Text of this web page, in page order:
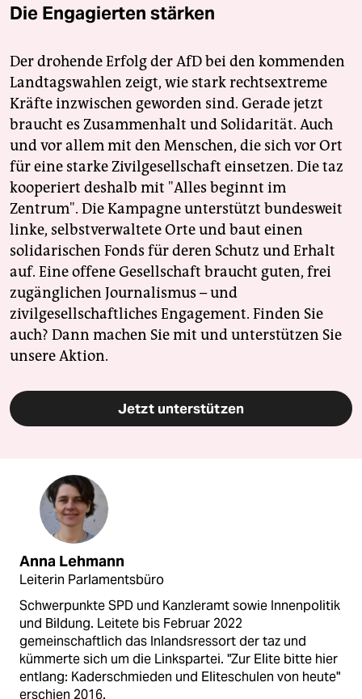
Die Engagierten stärken
Der drohende Erfolg der AfD bei den kommenden
Landtagswahlen zeigt, wie stark rechtsextreme
Kräfte inzwischen geworden sind. Gerade jetzt
braucht es Zusammenhalt und Solidarität. Auch
und vor allem mit den Menschen, die sich vor Ort
für eine starke Zivilgesellschaft einsetzen. Die taz
kooperiert deshalb mit "Alles beginnt im
Zentrum". Die Kampagne unterstützt bundesweit
linke, selbstverwaltete Orte und baut einen
solidarischen Fonds für deren Schutz und Erhalt
auf. Eine offene Gesellschaft braucht guten, frei
zugänglichen Journalismus – und
zivilgesellschaftliches Engagement. Finden Sie
auch? Dann machen Sie mit und unterstützen Sie
unsere Aktion.
Jetzt unterstützen
Anna Lehmann
Leiterin Parlamentsbüro
Schwerpunkte SPD und Kanzleramt sowie Innenpolitik
und Bildung. Leitete bis Februar 2022
gemeinschaftlich das Inlandsressort der taz und
kümmerte sich um die Linkspartei. "Zur Elite bitte hier
entlang: Kaderschmieden und Eliteschulen von heute"
erschien 2016.